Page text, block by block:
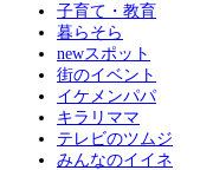
子育て・教育
暮らそら
newスポット
街のイベント
イケメンパパ
キラリママ
テレビのツムジ
みんなのイイネ